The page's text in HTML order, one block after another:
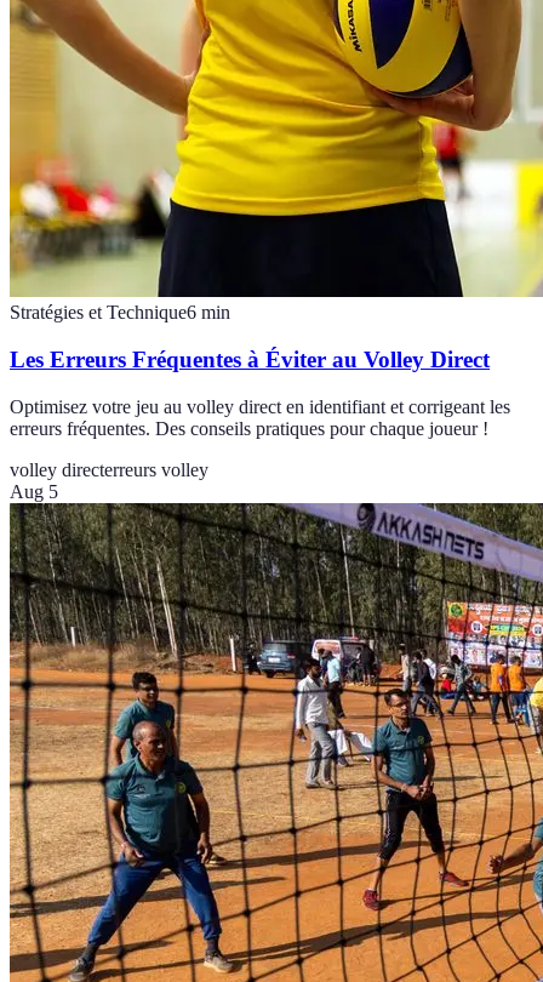
Stratégies et Technique6 min
Les Erreurs Fréquentes à Éviter au Volley Direct
Optimisez votre jeu au volley direct en identifiant et corrigeant les
erreurs fréquentes. Des conseils pratiques pour chaque joueur !
volley directerreurs volley
Aug 5